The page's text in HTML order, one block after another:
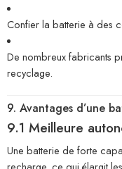
Confier la batterie à des
De nombreux fabricants
recyclage.
9. Avantages d’une
9.1 Meilleure
Une batterie de forte